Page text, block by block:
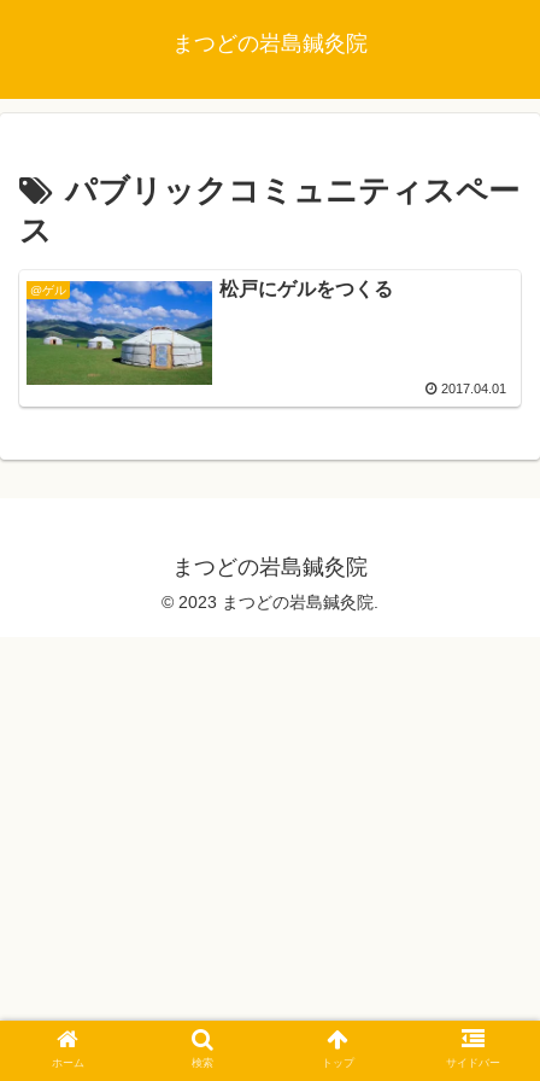
まつどの岩島鍼灸院
パブリックコミュニティスペー
ス
@ゲル 松戸にゲルをつくる
2017.04.01
まつどの岩島鍼灸院
© 2023 まつどの岩島鍼灸院.
ホーム 検索 トップ サイドバー